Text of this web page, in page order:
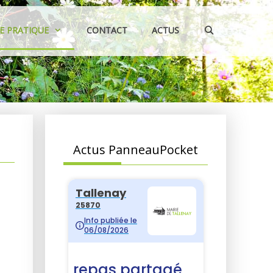
PRATIQUE CONTACT ACTUS
Actus PanneauPocket